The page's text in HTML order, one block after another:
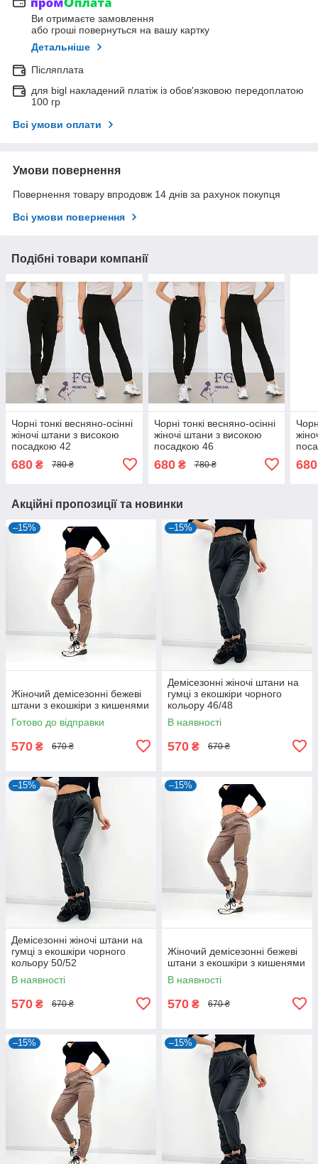
Ви отримаєте замовлення
або гроші повернуться на вашу картку
Детальніше
Післяплата
для bigl накладений платіж із обов'язковою передоплатою
100 гр
Всі умови оплати
Умови повернення
Повернення товару впродовж 14 днів за рахунок покупця
Всі умови повернення
Подібні товари компанії
Чорні тонкі весняно-осінні
жіночі штани з високою
посадкою 42
680 ₴ 780 ₴
Чорні тонкі весняно-осінні
жіночі штани з високою
посадкою 46
680₴ 780 ₴ 680
Акційні пропозиції та новинки
–15%
Жіночий демісезонні бежеві
штани з екошкіри з кишенями
Готово до відправки
570 ₴ 670 ₴
–15%
Демісезонні жіночі штани на
гумці з екошкіри чорного
кольору 46/48
В наявності
570 ₴ 670 ₴
–15%
Демісезонні жіночі штани на
гумці з екошкіри чорного
кольору 50/52
В наявності
570 ₴ 670 ₴
–15%
Жіночий демісезонні бежеві
штани з екошкіри з кишенями
В наявності
570 ₴ 670 ₴
–15% –15%